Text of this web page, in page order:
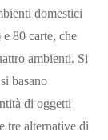
domestici
80 carte, che
ambienti. Si
basano
di oggetti
tre alternative di